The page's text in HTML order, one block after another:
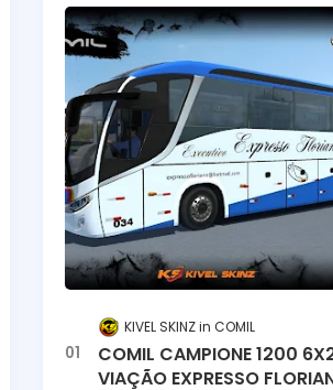
KIVEL SKINZ COMIL
COMIL CAMPIONE 1200
VIAÇÃO EXPRESSO